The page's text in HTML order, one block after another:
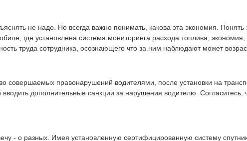
не надо. Но всегда важно понимать, какова эта экономия.
где установлена система мониторинга расхода топлива, экономия,
труда сотрудника, осознающего что за ним наблюдают может
совершаемых правонарушений водителями, после установки на
дополнительные санкции за нарушения водителю. Согласитесь,
- о разных. Имея установленную сертифицированную систему